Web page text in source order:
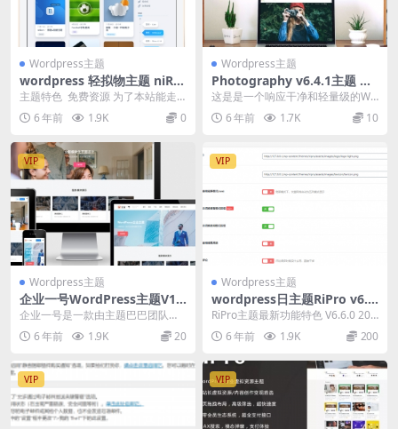
Wordpress主题
wordpress 轻拟物主题 niRv
ana 3.3.1 最新版破解
主题特色 免费资源 为了本站能走
的更远 请帮忙 ↑↑↑↑↑↑↑↑↑H
TML5、...
6 年前 1.9K 0
Wordpress主题
Photography v6.4.1主题 最
新无授权WordPress智能响应
式网站拍摄相册图片网站模版
源代码
这是是一个响应干净和轻量级的Wo
rdPress主题，为摄影创意创作者
而。采用最新...
6 年前 1.7K 10
VIP
Wordpress主题
企业一号WordPress主题V1.
2.2破解版
企业一号是一款由主题巴巴团队原
创设计开发的WordPress企业主
题。这款主题配...
6 年前 1.9K 20
VIP
Wordpress主题
wordpress日主题RiPro v6.6
免授权 开心版
RiPro主题最新功能特色 V6.6.0 202
0-04-17 最新 新增全站防...
6 年前 1.9K 200
VIP VIP